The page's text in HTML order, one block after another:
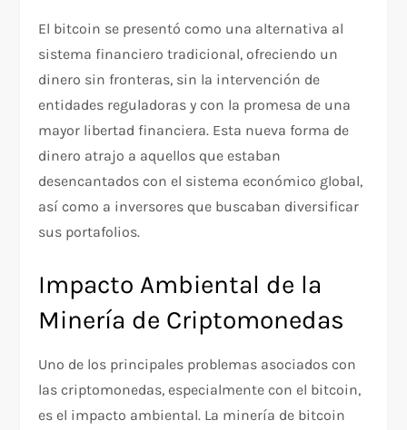
El bitcoin se presentó como una alternativa al
sistema financiero tradicional, ofreciendo un
dinero sin fronteras, sin la intervención de
entidades reguladoras y con la promesa de una
mayor libertad financiera. Esta nueva forma de
dinero atrajo a aquellos que estaban
desencantados con el sistema económico global,
así como a inversores que buscaban diversificar
sus portafolios.
Impacto Ambiental de la
Minería de Criptomonedas
Uno de los principales problemas asociados con
las criptomonedas, especialmente con el bitcoin,
es el impacto ambiental. La minería de bitcoin